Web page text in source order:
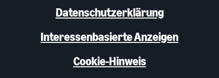
Datenschutzerklärung
Interessenbasierte Anzeigen
Cookie-Hinweis